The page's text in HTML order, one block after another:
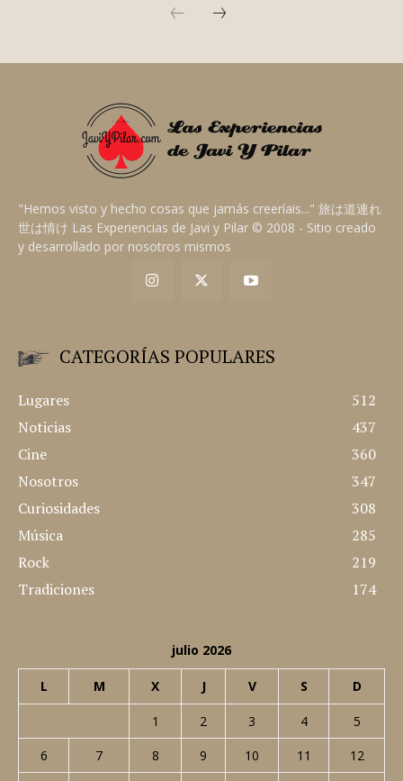
"Hemos visto y hecho cosas que jamás creeríais..." 旅は道連れ
世は情け Las Experiencias de Javi y Pilar © 2008 - Sitio creado
y desarrollado por nosotros mismos
CATEGORÍAS POPULARES
Lugares
512
Noticias
437
Cine
360
Nosotros
347
Curiosidades
308
Música
285
Rock
219
Tradiciones
174
julio 2026
L M X J V S D
1 2 3 4
5
6
7 8 9 10 11
12